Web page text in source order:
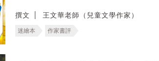
撰文 王文華老師（兒童文學作家）
迷繪本 作家書評